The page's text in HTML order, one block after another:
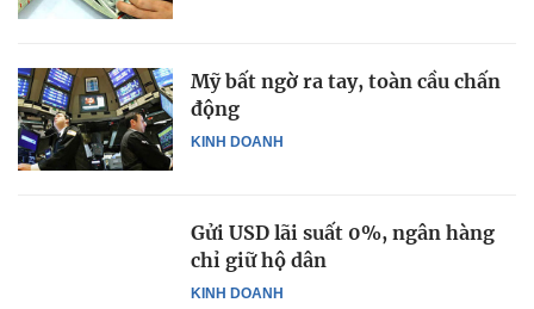
KINH DOANH
Mỹ bất ngờ ra tay, toàn cầu chấn
động
KINH DOANH
Gửi USD lãi suất 0%, ngân hàng
chỉ giữ hộ dân